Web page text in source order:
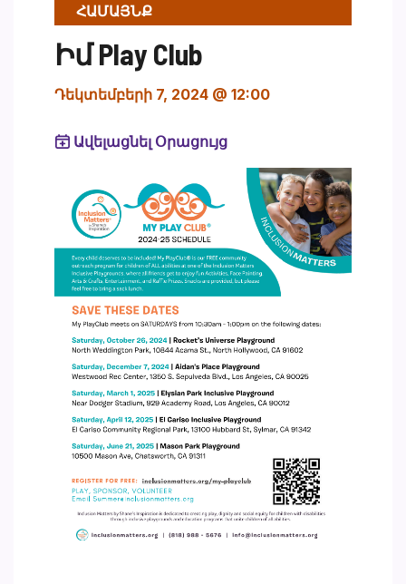
ՀԱՄԱՅՆՔ
Իմ Play Club
Դեկտեմբերի 7, 2024 @ 12:00
Ավելացնել Օրացույց